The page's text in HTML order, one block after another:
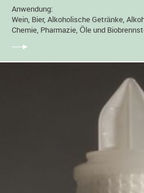
Anwendung:
Wein, Bier, Alkoholische Getränke,
Chemie, Pharmazie, Öle und